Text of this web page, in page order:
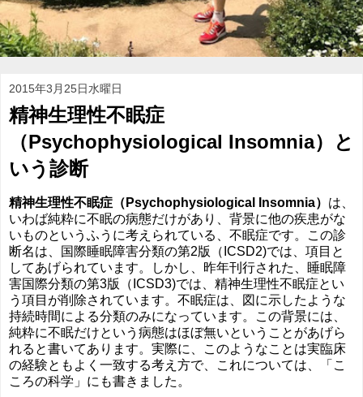
2015年3月25日水曜日
精神生理性不眠症
（Psychophysiological Insomnia）と
いう診断
精神生理性不眠症（Psychophysiological Insomnia） は、
いわば純粋に不眠の病態だけがあり、背景に他の疾患がな
いものというふうに考えられている、不眠症です。この診
断名は、国際睡眠障害分類の第2版（ICSD2)では、項目と
してあげられています。しかし、昨年刊行された、睡眠障
害国際分類の第3版（ICSD3)では、精神生理性不眠症とい
う項目が削除されています。不眠症は、図に示したような
持続時間による分類のみになっています。この背景には、
純粋に不眠だけという病態はほぼ無いということがあげら
れると書いてあります。実際に、このようなことは実臨床
の経験ともよく一致する考え方で、これについては、「こ
ころの科学」にも書きました。